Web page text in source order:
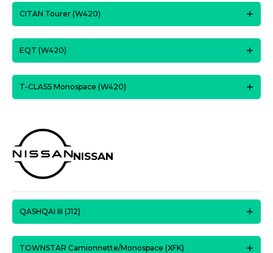
CITAN Tourer (W420)
EQT (W420)
T-CLASS Monospace (W420)
NISSAN
QASHQAI III (J12)
TOWNSTAR Camionnette/Monospace (XFK)